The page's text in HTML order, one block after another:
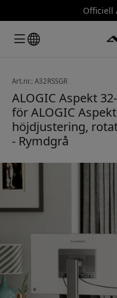
Officiell
Art.nr.: A32RSSGR
ALOGIC Aspekt
för ALOGIC
höjdjustering,
- Rymdgrå